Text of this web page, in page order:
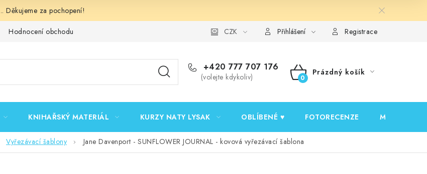
Děkujeme za pochopení!
Hodnocení obchodu Podmínky ochrany osobních údajů Ověřování recenzí
CZK Přihlášení Registrace
+420 777 707 176
(volejte kdykoliv)
NÁKUPNÍ
Prázdný košík
KNIHAŘSKÝ MATERIÁL KURZY NATY LYSAK OBLÍBENÉ ♥️ FOTORECENZE MOJE
Vyřezávací šablony Jane Davenport - SUNFLOWER JOURNAL - kovová vyřezávací šablona